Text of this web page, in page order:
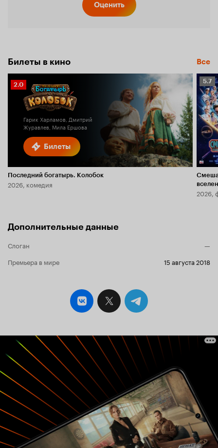
Оценить
Билеты в кино Все
Билеты
Рейтинг
Кинопоиска
2.0
Гарик Харламов, Дмитрий
Журавлев, Мила Ершова
Последний богатырь. Колобок
2026, комедия
5.7
5.7
2026,
Дополнительные данные
Слоган
—
Премьера в мире
15 августа 2018